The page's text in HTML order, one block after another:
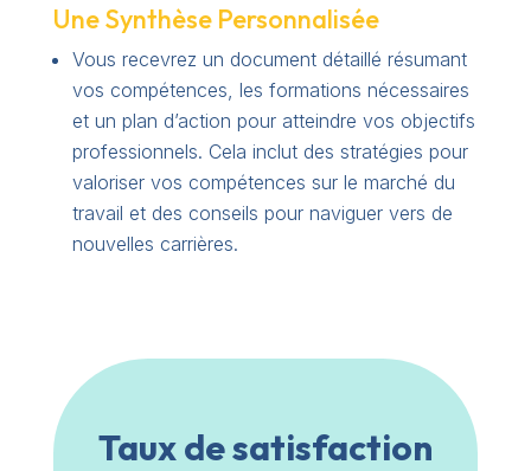
Une Synthèse Personnalisée
Vous recevrez un document détaillé résumant
vos compétences, les formations nécessaires
et un plan d’action pour atteindre vos objectifs
professionnels. Cela inclut des stratégies pour
valoriser vos compétences sur le marché du
travail et des conseils pour naviguer vers de
nouvelles carrières.
Taux de satisfaction